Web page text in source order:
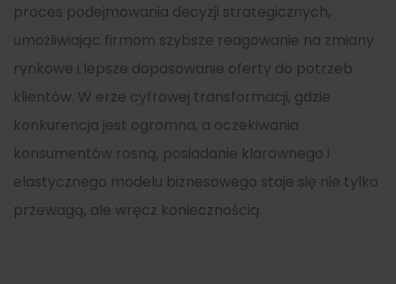
proces podejmowania decyzji strategicznych,
umożliwiając firmom szybsze reagowanie na zmiany
rynkowe i lepsze dopasowanie oferty do potrzeb
klientów. W erze cyfrowej transformacji, gdzie
konkurencja jest ogromna, a oczekiwania
konsumentów rosną, posiadanie klarownego i
elastycznego modelu biznesowego staje się nie tylko
przewagą, ale wręcz koniecznością.